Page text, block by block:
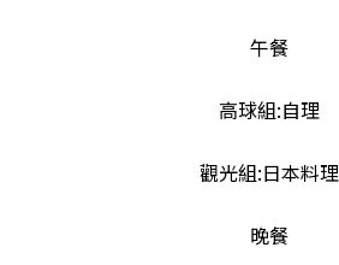
午餐
高球組:自理
觀光組:日本料理
晚餐